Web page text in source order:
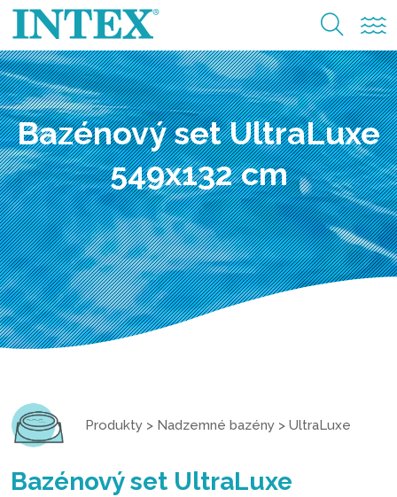
Bazénový set UltraLuxe
549x132 cm
Produkty > Nadzemné bazény > UltraLuxe
Bazénový set UltraLuxe